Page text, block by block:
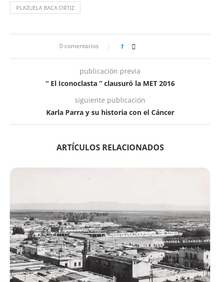
PLAZUELA BACA ORTIZ
0 comentarios 1
publicación previa
“ El Iconoclasta ” clausuró la MET 2016
siguiente publicación
Karla Parra y su historia con el Cáncer
ARTÍCULOS RELACIONADOS